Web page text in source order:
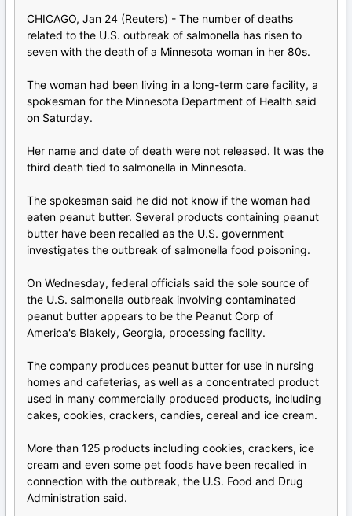
CHICAGO, Jan 24 (Reuters) - The number of deaths
related to the U.S. outbreak of salmonella has risen to
seven with the death of a Minnesota woman in her 80s.
The woman had been living in a long-term care facility, a
spokesman for the Minnesota Department of Health said
on Saturday.
Her name and date of death were not released. It was the
third death tied to salmonella in Minnesota.
The spokesman said he did not know if the woman had
eaten peanut butter. Several products containing peanut
butter have been recalled as the U.S. government
investigates the outbreak of salmonella food poisoning.
On Wednesday, federal officials said the sole source of
the U.S. salmonella outbreak involving contaminated
peanut butter appears to be the Peanut Corp of
America's Blakely, Georgia, processing facility.
The company produces peanut butter for use in nursing
homes and cafeterias, as well as a concentrated product
used in many commercially produced products, including
cakes, cookies, crackers, candies, cereal and ice cream.
More than 125 products including cookies, crackers, ice
cream and even some pet foods have been recalled in
connection with the outbreak, the U.S. Food and Drug
Administration said.